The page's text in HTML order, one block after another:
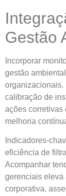
Gestão
Incorporar
gestão
organizacionais.
calibração de
ações corretivas
melhoria
Indicadores-
eficiência de
Acompanhar
gerenciais eleva
corporativa,